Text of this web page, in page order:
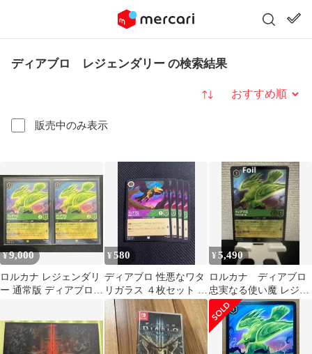
ディアブロ レジェンダリー の検索結果
販売中のみ表示
並び替え
¥9,000
ロルカナ レジェンダリ
ー 通常版 ディアブロ
¥580
ディアブロ 性悪なワタ
リガラス ４枚セット レ
ジェンダリー ディズニ
ーロルカナ アーケイジ
アと魔法の島
¥5,490
ロルカナ ディアブロ
忠実なる使い魔 レジェ
ンダリー Foil